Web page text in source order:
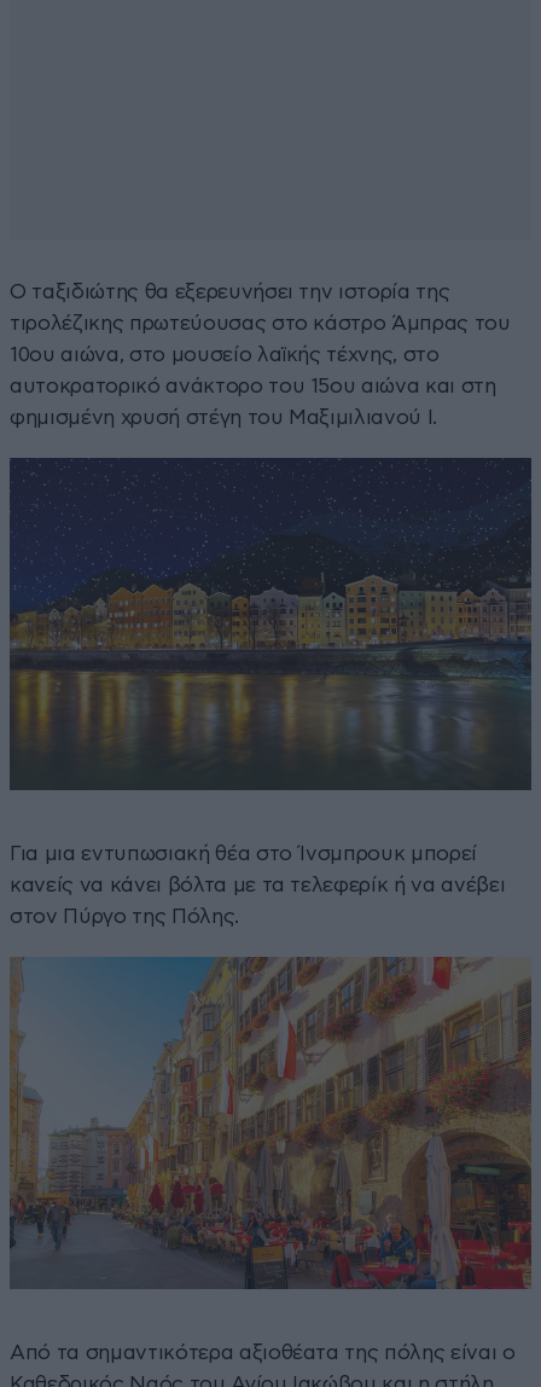
Ο ταξιδιώτης θα εξερευνήσει την ιστορία της
τιρολέζικης πρωτεύουσας στο κάστρο Άμπρας του
10ου αιώνα, στο μουσείο λαϊκής τέχνης, στο
αυτοκρατορικό ανάκτορο του 15ου αιώνα και στη
φημισμένη χρυσή στέγη του Μαξιμιλιανού I.
Για μια εντυπωσιακή θέα στο Ίνσμπρουκ μπορεί
κανείς να κάνει βόλτα με τα τελεφερίκ ή να ανέβει
στον Πύργο της Πόλης.
Από τα σημαντικότερα αξιοθέατα της πόλης είναι ο